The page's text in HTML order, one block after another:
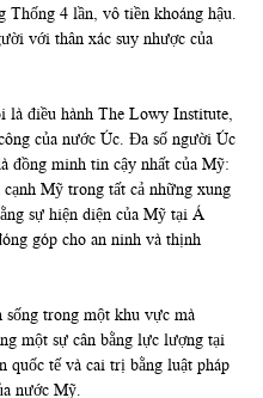
Thống 4 lần, vô tiền khoáng hậu.
với thân xác suy nhược của
là điều hành The Lowy Institute,
của nước Úc. Đa số người Úc
đồng minh tin cậy nhất của Mỹ:
Mỹ trong tất cả những xung
sự hiện diện của Mỹ tại Á
góp cho an ninh và thịnh
trong một khu vực mà
một sự cân bằng lực lượng tại
quốc tế và cai trị bằng luật pháp
nước Mỹ.